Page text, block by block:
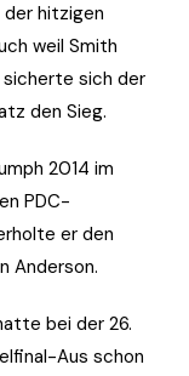
hitzigen
weil Smith
sich der
den Sieg.
2014 im
PDC-
er den
Anderson.
bei der 26.
Aus schon